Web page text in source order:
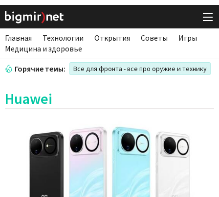
Главная Технологии Открытия Советы
Игры
Медицина и здоровье
Горячие темы: Все для фронта - все про оружие и технику
Huawei